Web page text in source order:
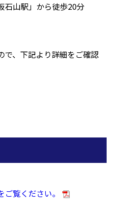
山駅」から徒歩20分
で、下記より詳細をご確認
覧ください。